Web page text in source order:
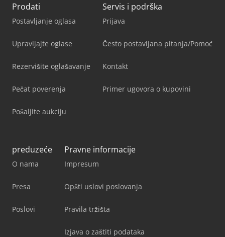
Prodati
Postavljanje oglasa
Upravljajte oglase
Rezervišite oglašavanje
Pečat poverenja
Pošaljite aukciju
Servis i podrška
Prijava
Često postavljana pitanja/Pomoć
Kontakt
Primer ugovora o kupovini
preduzeće
O nama
Presa
Poslovi
Pravne informacije
Impresum
Opšti uslovi poslovanja
Pravila tržišta
Izjava o zaštiti podataka